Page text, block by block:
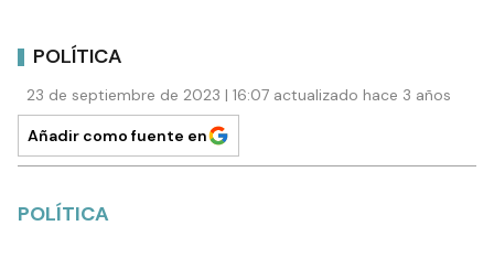
POLÍTICA
23 de septiembre de 2023 | 16:07 actualizado hace 3 años
Añadir como fuente en
POLÍTICA